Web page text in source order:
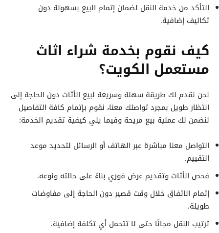
التأكد من خدمة النقل لضمان إتمام البيع بسهولة دون
تكاليف إضافية.
كيف نقوم بخدمة شراء اثاث
مستعمل الكويت؟
نحن نقدم لك طريقة سهلة وسريعة لبيع الأثاث دون الحاجة إلى
انتظار طويل بمجرد تواصلك معنا، نقوم بإتمام كافة التفاصيل
لنضمن لك عملية بيع مريحة وفيما يلي كيفية تقديم الخدمة:
التواصل معنا مباشرة عبر الهاتف أو الرسائل لتحديد موعد
التقييم.
فحص الأثاث وتقديم عرض فوري بناءً على حالته ونوعه.
إتمام الاتفاق خلال وقت قصير دون الحاجة إلى مفاوضات
طويلة.
ترتيب النقل مجانًا حتى لا تتحمل أي تكلفة إضافية.